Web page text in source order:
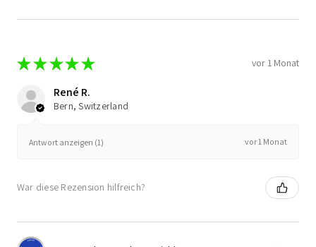
★★ ★★★ vor 1 Monat
René R.
Bern, Switzerland
Antwort anzeigen (1) vor 1 Monat
War diese Rezension hilfreich?